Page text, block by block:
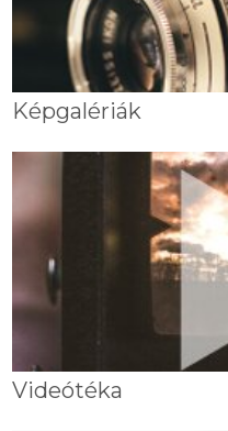
Képgalériák
Videótéka